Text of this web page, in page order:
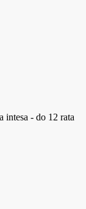
intesa - do 12 rata